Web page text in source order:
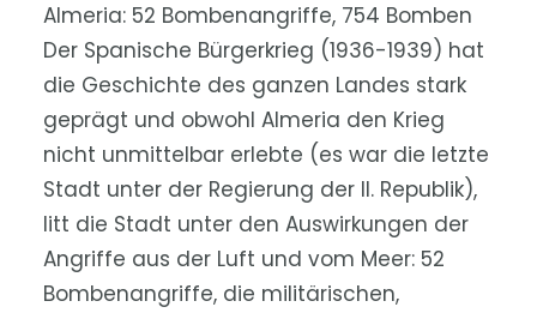
Almeria: 52 Bombenangriffe, 754 Bomben
Der Spanische Bürgerkrieg (1936-1939) hat
die Geschichte des ganzen Landes stark
geprägt und obwohl Almeria den Krieg
nicht unmittelbar erlebte (es war die letzte
Stadt unter der Regierung der II. Republik),
litt die Stadt unter den Auswirkungen der
Angriffe aus der Luft und vom Meer: 52
Bombenangriffe, die militärischen,